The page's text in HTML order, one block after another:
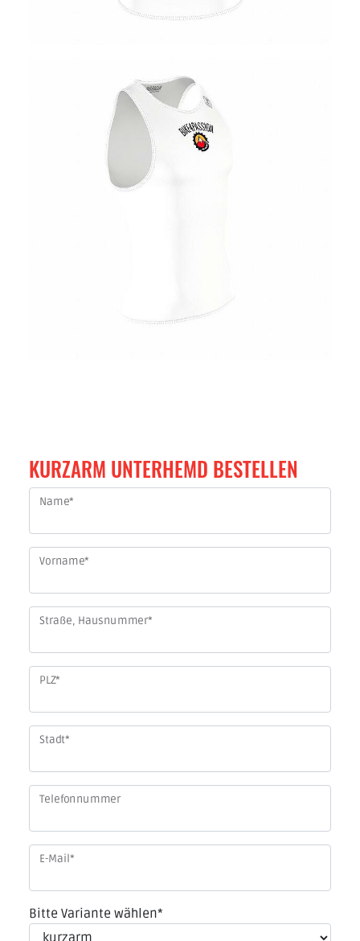
KURZARM UNTERHEMD BESTELLEN
Name*
Vorname*
Straße, Hausnummer*
PLZ*
Stadt*
Telefonnummer
E-Mail*
Bitte Variante wählen*